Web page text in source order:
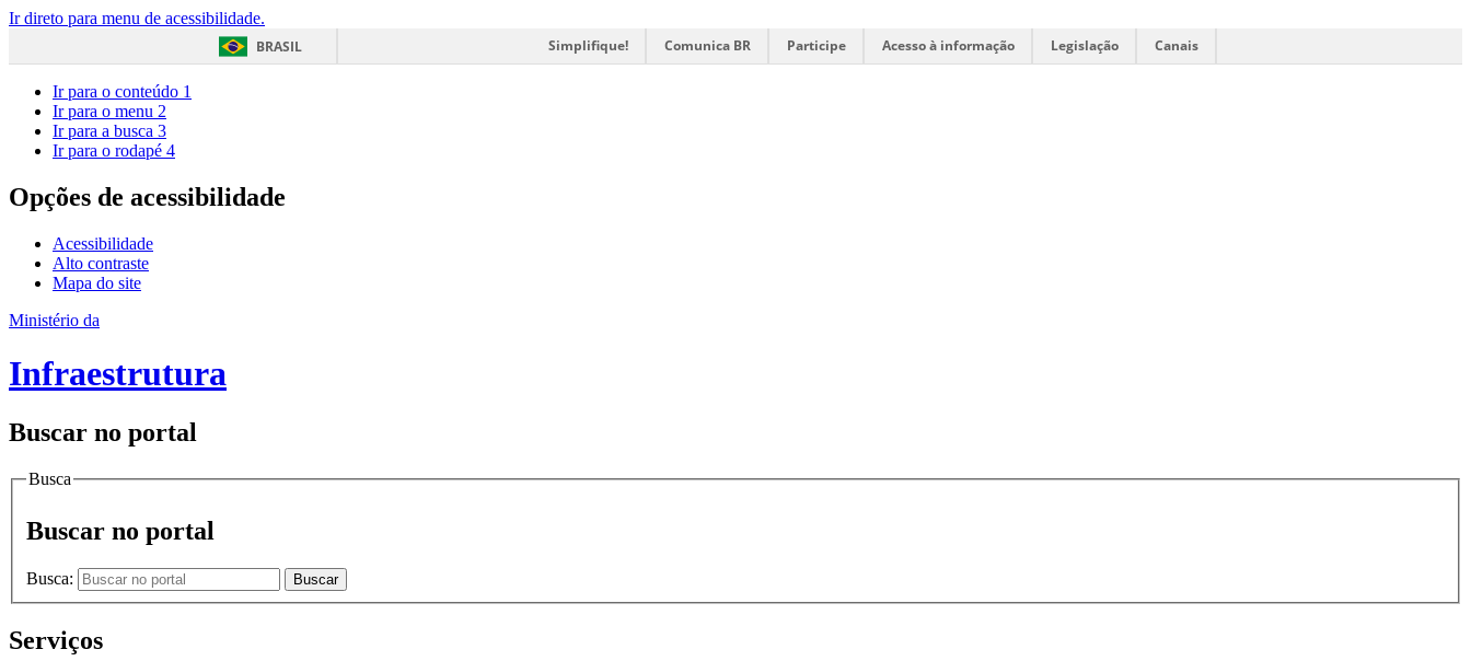
Ir direto para menu de acessibilidade.
BRASIL
Simplifique! Comunica BR Participe Acesso à informação Legislação Canais
Ir para o conteúdo 1
Ir para o menu 2
Ir para a busca 3
Ir para o rodapé 4
Opções de acessibilidade
Acessibilidade
Alto contraste
Mapa do site
Ministério da
Infraestrutura
Buscar no portal
Busca
Buscar no portal
Busca: Buscar
Serviços